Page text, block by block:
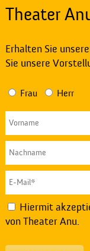
Theater
Erhalten Sie
Sie unsere
Frau Herr
Hiermit
von Theater Anu.